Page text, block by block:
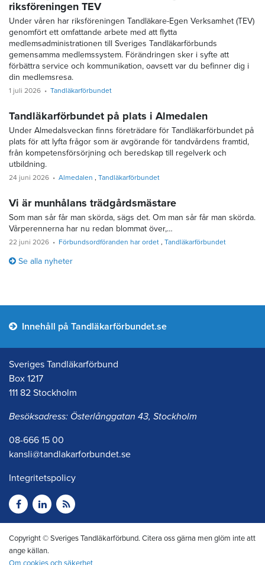
riksföreningen TEV
Under våren har riksföreningen Tandläkare-Egen Verksamhet (TEV)
genomfört ett omfattande arbete med att flytta
medlemsadministrationen till Sveriges Tandläkarförbunds
gemensamma medlemssystem. Förändringen sker i syfte att
förbättra service och kommunikation, oavsett var du befinner dig i
din medlemsresa.
1 juli 2026 Tandläkarförbundet
Tandläkarförbundet på plats i Almedalen
Under Almedalsveckan finns företrädare för Tandläkarförbundet på
plats för att lyfta frågor som är avgörande för tandvårdens framtid,
från kompetensförsörjning och beredskap till regelverk och
utbildning.
24 juni 2026 Almedalen Tandläkarförbundet
Vi är munhålans trädgårdsmästare
Som man sår får man skörda, sägs det. Om man sår får man skörda.
Vårperennerna har nu redan blommat över,…
22 juni 2026 Förbundsordföranden har ordet Tandläkarförbundet
Se alla nyheter
Innehåll på Tandläkarförbundet.se
Sveriges Tandläkarförbund
Box 1217
111 82 Stockholm
Besöksadress: Österlånggatan 43, Stockholm
08-666 15 00
kansli@tandlakarforbundet.se
Integritetspolicy
Copyright © Sveriges Tandläkarförbund. Citera oss gärna men glöm inte att
ange källan.